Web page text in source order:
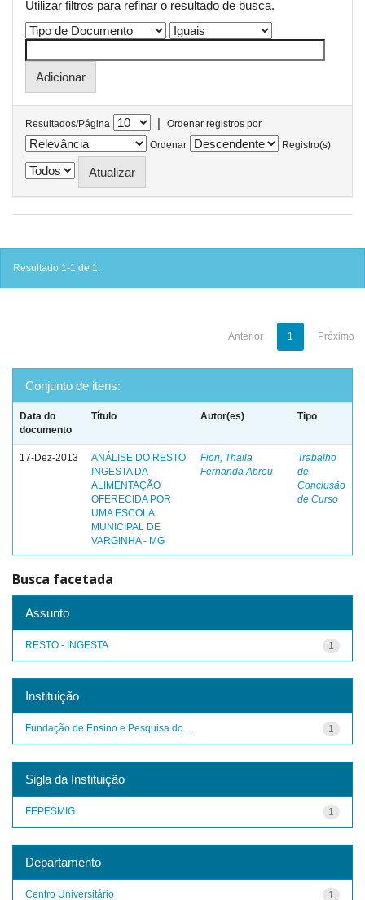
Utilizar filtros para refinar o resultado de busca.
Resultados/Página |
Ordenar registros por
Ordenar
Registro(s)
Resultado 1-1 de 1.
Anterior 1 Próximo
Conjunto de itens:
Data do
documento
Título Autor(es) Tipo
17-Dez-2013
ANÁLISE DO RESTO
INGESTA DA
ALIMENTAÇÃO
OFERECIDA POR
UMA ESCOLA
MUNICIPAL DE
VARGINHA - MG
Fiori, Thaila
Fernanda Abreu
Trabalho
de
Conclusão
de Curso
Busca facetada
Assunto
1
RESTO - INGESTA
Instituição
1
Fundação de Ensino e Pesquisa do ...
Sigla da Instituição
1
FEPESMIG
Departamento
1
Centro Universitário